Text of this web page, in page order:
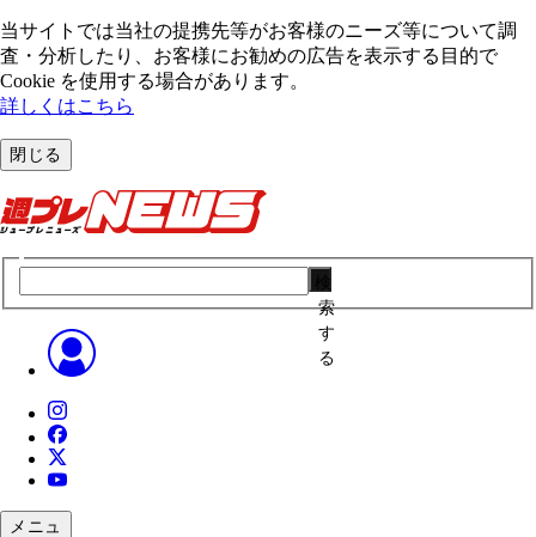
当サイトでは当社の提携先等がお客様のニーズ等について調
査・分析したり、お客様にお勧めの広告を表⽰する⽬的で
Cookie を使⽤する場合があります。
詳しくはこちら
閉じる
索
す
る
メニュ